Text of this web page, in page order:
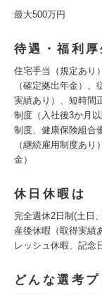
最大500万円
待遇・福利厚
住宅手当（規定あり
（確定拠出年金）
実績あり）、短時間
制度（入社後3か月
制度、健康保険組合
（継続雇用制度あ
金）
休日休暇は
完全週休2日制(土日
産後休暇（取得実績
レッシュ休暇、記念
どんな選考